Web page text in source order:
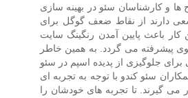
ها و کارشناسان سئو در بهینه سازی
دارند از نقاط ضعف گوگل برای
کار باعث پایین آمدن رنگینگ سایت
پیشرفته می گردد. به همین خاطر
جلوگیزی از پدیده اسپم در سئو
سئو کندو با توجه به تجربه ای
می گیرند. تا تجربه های خودشان را